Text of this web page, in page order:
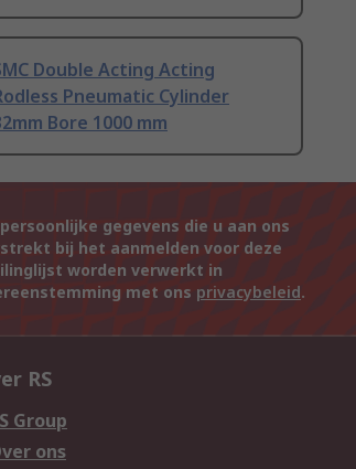
Double Acting Acting
Pneumatic Cylinder
Bore 1000 mm
gegevens die u aan ons
bij het aanmelden voor deze
worden verwerkt in
met ons privacybeleid.
RS
Group
ons